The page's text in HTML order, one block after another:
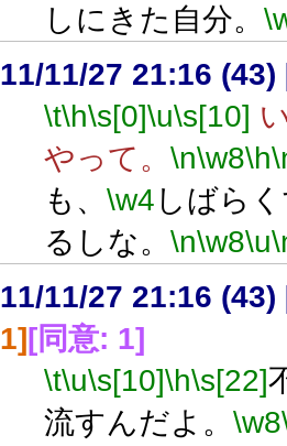
しにきた自分。
11/11/27 21:16 (43)
\t\h\s[0]\u\s[10]
やって。 \n\w8\h
も、 \w4 しばら
るしな。 \n\w8\u
11/11/27 21:16 (43)
1][同意: 1]
\t\u\s[10]\h\s[22]
流すんだよ。 \w8